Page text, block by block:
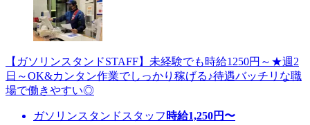
【ガソリンスタンドSTAFF】未経験でも時給1250円～★週2
日～OK&カンタン作業でしっかり稼げる♪待遇バッチリな職
場で働きやすい◎
ガソリンスタンドスタッフ 時給1,250円〜